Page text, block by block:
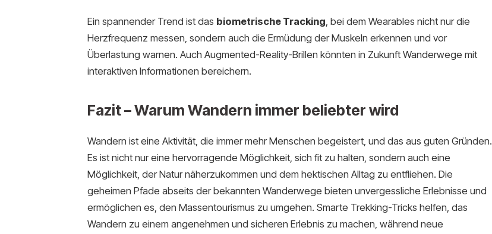
Ein spannender Trend ist das biometrische Tracking, bei dem Wearables nicht nur die
Herzfrequenz messen, sondern auch die Ermüdung der Muskeln erkennen und vor
Überlastung warnen. Auch Augmented-Reality-Brillen könnten in Zukunft Wanderwege mit
interaktiven Informationen bereichern.
Fazit – Warum Wandern immer beliebter wird
Wandern ist eine Aktivität, die immer mehr Menschen begeistert, und das aus guten Gründen.
Es ist nicht nur eine hervorragende Möglichkeit, sich fit zu halten, sondern auch eine
Möglichkeit, der Natur näherzukommen und dem hektischen Alltag zu entfliehen. Die
geheimen Pfade abseits der bekannten Wanderwege bieten unvergessliche Erlebnisse und
ermöglichen es, den Massentourismus zu umgehen. Smarte Trekking-Tricks helfen, das
Wandern zu einem angenehmen und sicheren Erlebnis zu machen, während neue